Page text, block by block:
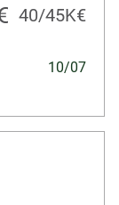
40/45K€
10/07